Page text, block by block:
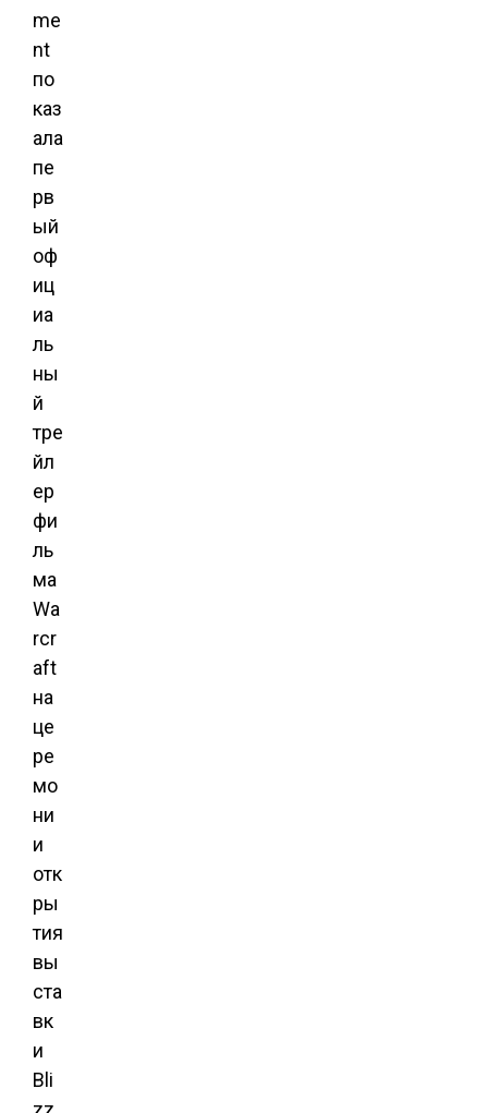
me
nt
по
каз
ала
пе
рв
ый
оф
иц
иа
ль
ны
й
тре
йл
ер
фи
ль
ма
Wa
rcr
aft
на
це
ре
мо
ни
и
отк
ры
тия
вы
ста
вк
и
Bli